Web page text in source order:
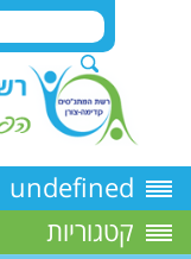
undefined
קטגוריות